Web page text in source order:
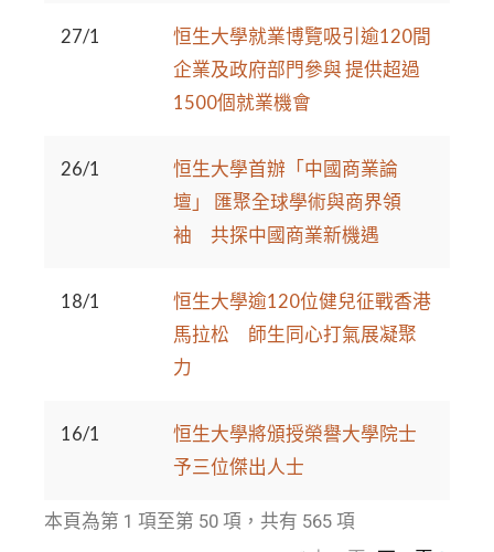
27/1
恒生大學就業博覽吸引逾120間
企業及政府部門參與 提供超過
1500個就業機會
26/1
恒生大學首辦「中國商業論
壇」 匯聚全球學術與商界領
袖 共探中國商業新機遇
18/1
恒生大學逾120位健兒征戰香港
馬拉松 師生同心打氣展凝聚
力
16/1
恒生大學將頒授榮譽大學院士
予三位傑出人士
本頁為第 1 項至第 50 項，共有 565 項